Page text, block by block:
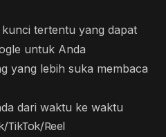
tertentu yang dapat
untuk Anda
yang lebih suka membaca
dari waktu ke waktu
TikTok/Reel